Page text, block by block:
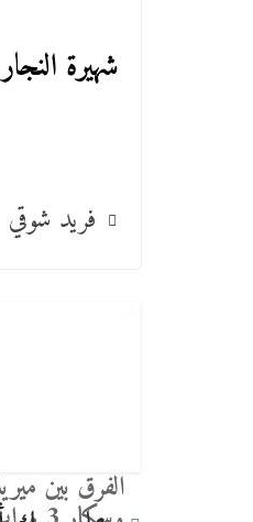
شهيرة النجار
فريد شوقي
الفرق بين